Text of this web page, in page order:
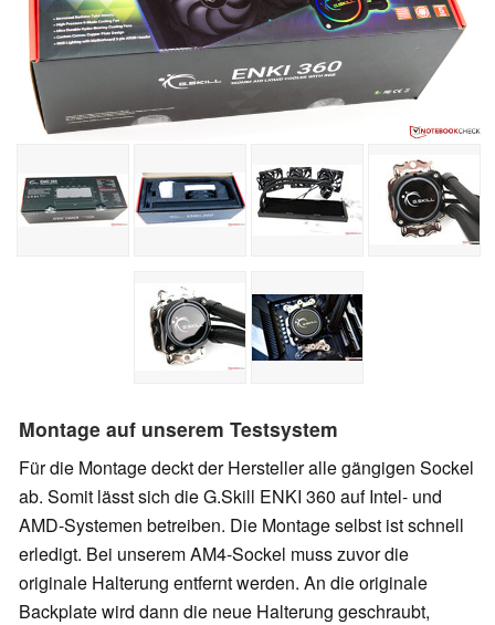
Montage auf unserem Testsystem
Für die Montage deckt der Hersteller alle gängigen Sockel
ab. Somit lässt sich die G.Skill ENKI 360 auf Intel- und
AMD-Systemen betreiben. Die Montage selbst ist schnell
erledigt. Bei unserem AM4-Sockel muss zuvor die
originale Halterung entfernt werden. An die originale
Backplate wird dann die neue Halterung geschraubt,